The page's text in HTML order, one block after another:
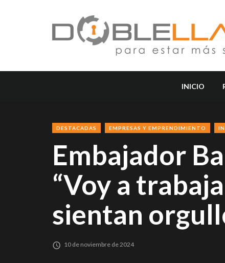
INICIO
DESTACADAS EMPRESAS Y EMPRENDIMIENTO
Embajador
“Voy a
sientan
10 de noviembre de 2024